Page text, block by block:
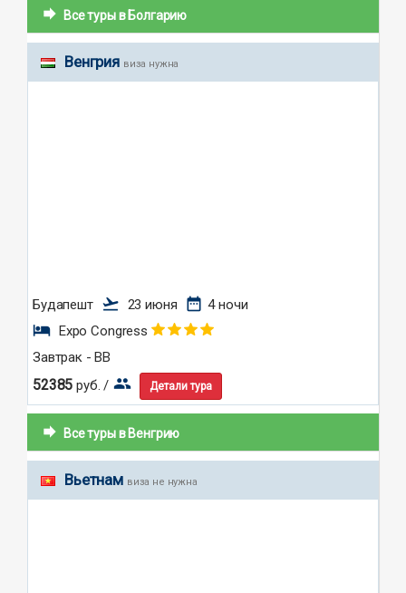
forward Все туры в Болгарию
Венгрия виза нужна
Будапешт flight_takeoff 23 июня date_range 4 ночи
hotel Expo Congress
Завтрак - BB
52385 руб. / group Детали тура
forward Все туры в Венгрию
Вьетнам виза не нужна